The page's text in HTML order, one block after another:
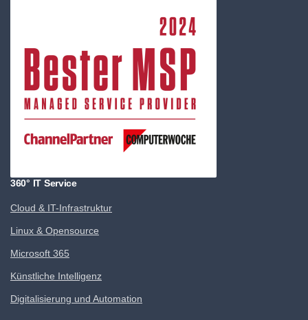
360° IT Service
Cloud & IT-Infrastruktur
Linux & Opensource
Microsoft 365
Künstliche Intelligenz
Digitalisierung und Automation